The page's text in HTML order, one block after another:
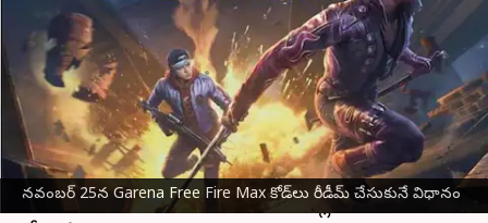
నవంబర్ 25న Garena Free Fire Max కోడ్‌లు రీడీమ్ చేసుకునే విధానం
విధానం
వ్రాసిన వారు Stalin Nov 25, 2023 12:28 pm
ఈ వార్తాకథనం ఏంటి
నవంబర్ 25వ తేదీకి సంబంధించిన Garena Free
Fire Max రీడీమ్ కోడ్‌లను డెవలపర్లు విడుదల